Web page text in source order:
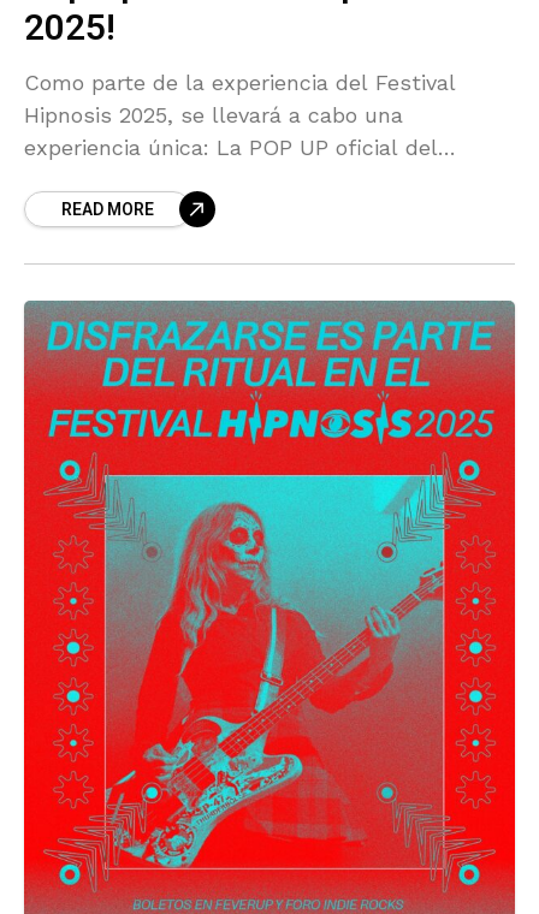
2025!
Como parte de la experiencia del Festival
Hipnosis 2025, se llevará a cabo una
experiencia única: La POP UP oficial del
31
READ MORE